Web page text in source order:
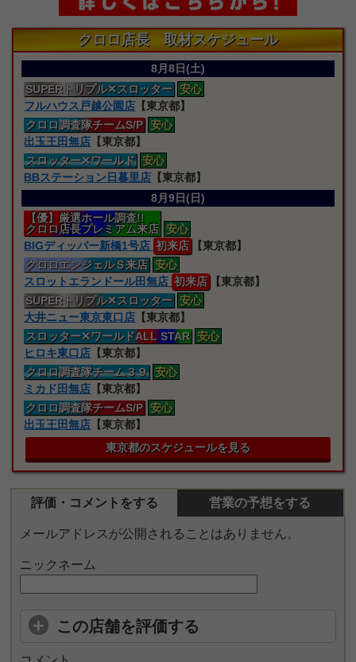
クロロ店長 取材スケジュール
8月8日(土)
SUPERトリプル✕スロッター 安心
フルハウス戸越公園店 【東京都】
クロロ調査隊チームS/P 安心
出玉王田無店 【東京都】
スロッター✕ワールド 安心
BBステーション日暮里店 【東京都】
8月9日(日)
【優】厳選ホール調査!!
クロロ店長プレミアム来店 安心
BIGディッパー新橋1号店 初来店
【東京都】
クロロエンジェルＳ来店 安心
スロットエランドール田無店 初来店
【東京都】
SUPERトリプル✕スロッター 安心
大井ニュー東京東口店 【東京都】
スロッター✕ワールドALL STAR 安心
ヒロキ東口店 【東京都】
クロロ調査隊チーム３９ 安心
ミカド田無店 【東京都】
クロロ調査隊チームS/P 安心
出玉王田無店 【東京都】
東京都のスケジュールを見る
評価・コメントをする 営業の予想をする
メールアドレスが公開されることはありません。
ニックネーム
この店舗を評価する